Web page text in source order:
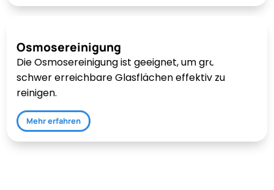
Osmosereinigung
Die Osmosereinigung ist geeignet, um große und
schwer erreichbare Glasflächen effektiv zu
reinigen.
Mehr erfahren